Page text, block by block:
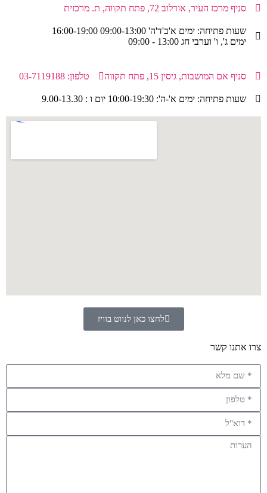
סניף מרכז העיר, אורלוב 72, פתח תקווה, ת. מרכזית
שעות פתיחה: ימים א'ב'ד'ה' 09:00-13:00 16:00-19:00
ימים ג', ו' וערבי חג 13:00 - 09:00
סניף אם המושבות, גיסין 15, פתח תקווה טלפון: 03-7119188
שעות פתיחה: ימים א'-ה': 10:00-19:30 יום ו : 9.00-13.30
לחצו כאן לנווט בוויז
צרו אתנו קשר